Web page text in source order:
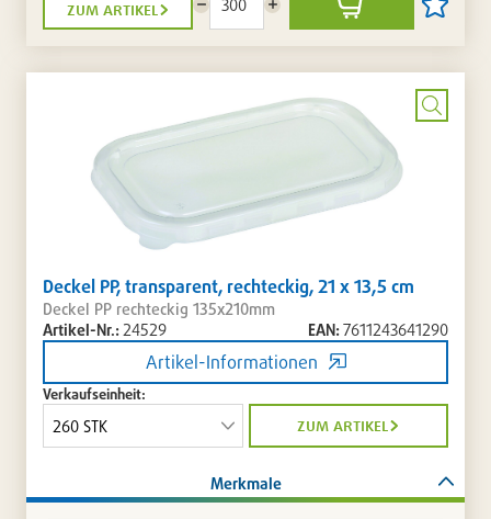
zum artikel
Menge
reduzieren
Menge
erhöhen
In
den
Artikel
setzen
/
Bild
Deckel PP, transparent, rechteckig, 21 x 13,5 cm
Deckel PP rechteckig 135x210mm
Artikel-Nr.: 24529 EAN:7611243641290
Artikel-Informationen
Verkaufseinheit:
zum artikel
Merkmale